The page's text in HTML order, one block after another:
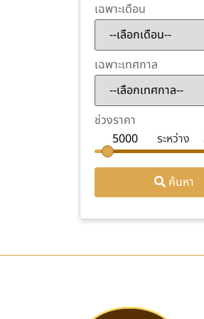
เฉพาะเดือน
เฉพาะเทศกาล
ช่วงราคา
ระหว่าง
ค้นหา